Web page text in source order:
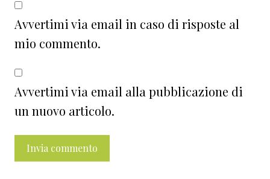
Avvertimi via email in caso di risposte al
mio commento.
Avvertimi via email alla pubblicazione di
un nuovo articolo.